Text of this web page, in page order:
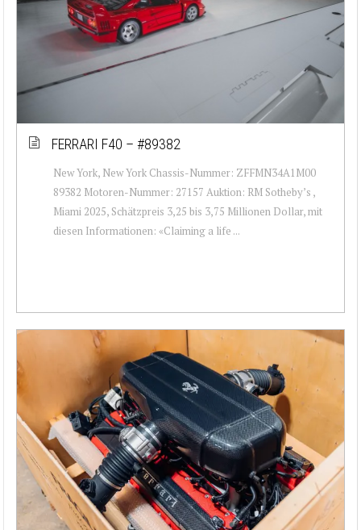
FERRARI F40 – #89382
New York, New York Chassis-Nummer: ZFFMN34A1M00
89382 Motoren-Nummer: 27157 Auktion: RM Sotheby’s ,
Miami 2025, Schätzpreis 3,25 bis 3,75 Millionen Dollar, mit
diesen Informationen: «Claiming a life ...